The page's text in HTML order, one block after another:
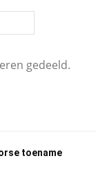
gedeeld.
toename